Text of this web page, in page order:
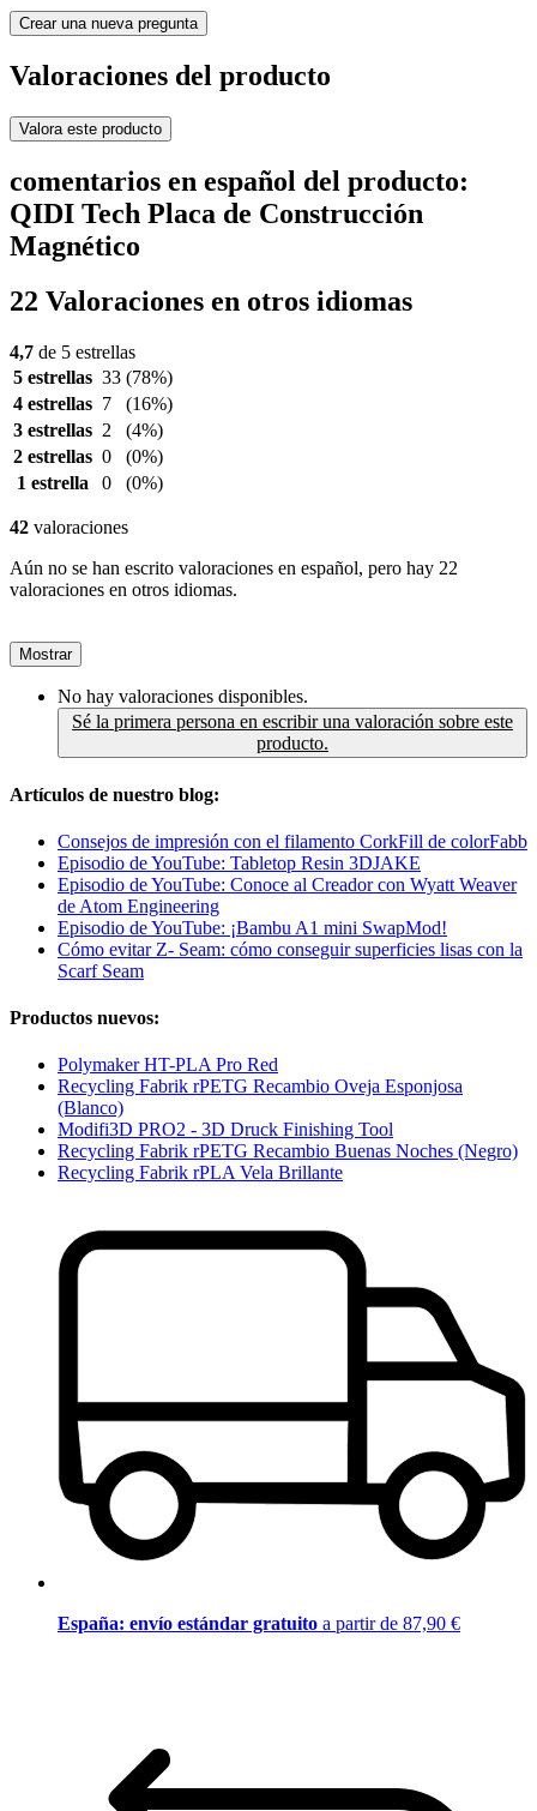
Crear una nueva pregunta
Valoraciones del producto
Valora este producto
comentarios en español del producto:
QIDI Tech Placa de Construcción
Magnético
22 Valoraciones en otros idiomas
4,7 de 5 estrellas
5 estrellas 33 (78%)
4 estrellas 7
(16%)
3 estrellas 2
(4%)
2 estrellas 0
(0%)
1 estrella
0 (0%)
42 valoraciones
Aún no se han escrito valoraciones en español, pero hay 22
valoraciones en otros idiomas.
Mostrar
No hay valoraciones disponibles.
Sé la primera persona en escribir una valoración sobre este
producto.
Artículos de nuestro blog:
Consejos de impresión con el filamento CorkFill de colorFabb
Episodio de YouTube: Tabletop Resin 3DJAKE
Episodio de YouTube: Conoce al Creador con Wyatt Weaver
de Atom Engineering
Episodio de YouTube: ¡Bambu A1 mini SwapMod!
Cómo evitar Z- Seam: cómo conseguir superficies lisas con la
Scarf Seam
Productos nuevos:
Polymaker HT-PLA Pro Red
Recycling Fabrik rPETG Recambio Oveja Esponjosa
(Blanco)
Modifi3D PRO2 - 3D Druck Finishing Tool
Recycling Fabrik rPETG Recambio Buenas Noches (Negro)
Recycling Fabrik rPLA Vela Brillante
España: envío estándar gratuito a partir de 87,90 €